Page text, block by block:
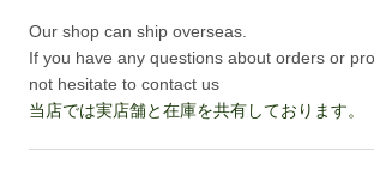
Our shop can ship overseas.
If you have any questions about orders or
not hesitate to contact us
当店では実店舗と在庫を共有しております。